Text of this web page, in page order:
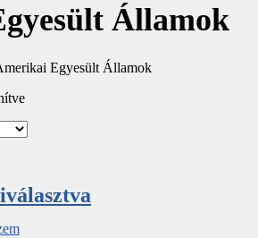
Államok
Egyesült Államok